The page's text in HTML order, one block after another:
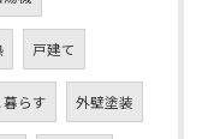
戸建て
らす 外壁塗装